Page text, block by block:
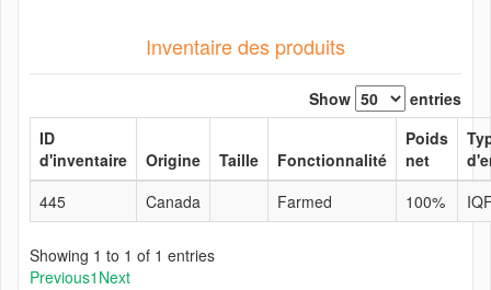
Inventaire des produits
Show
entries
ID
d'inventaire
Origine Taille Fonctionnalité
Poids
net
445
Canada Farmed 100%
Showing 1 to 1 of 1 entries
Previous1 Next